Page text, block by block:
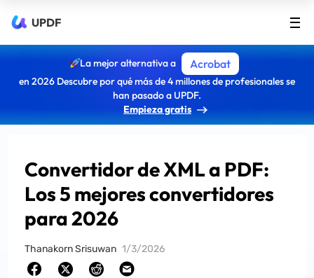
UPDF
La mejor alternativa a Acrobat
en 2026 Descubre por qué más de 4 millones de profesionales se
han pasado a UPDF.
Empieza gratis
Convertidor de XML a PDF:
Los 5 mejores convertidores
para 2026
Thanakorn Srisuwan 1/3/2026